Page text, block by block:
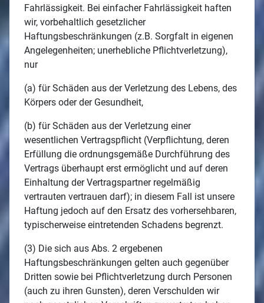
Fahrlässigkeit. Bei einfacher Fahrlässigkeit haften
wir, vorbehaltlich gesetzlicher
Haftungsbeschränkungen (z.B. Sorgfalt in eigenen
Angelegenheiten; unerhebliche Pflichtverletzung),
nur
(a) für Schäden aus der Verletzung des Lebens, des
Körpers oder der Gesundheit,
(b) für Schäden aus der Verletzung einer
wesentlichen Vertragspflicht (Verpflichtung, deren
Erfüllung die ordnungsgemäße Durchführung des
Vertrags überhaupt erst ermöglicht und auf deren
Einhaltung der Vertragspartner regelmäßig
vertrauten vertrauen darf); in diesem Fall ist unsere
Haftung jedoch auf den Ersatz des vorhersehbaren,
typischerweise eintretenden Schadens begrenzt.
(3) Die sich aus Abs. 2 ergebenen
Haftungsbeschränkungen gelten auch gegenüber
Dritten sowie bei Pflichtverletzung durch Personen
(auch zu ihren Gunsten), deren Verschulden wir